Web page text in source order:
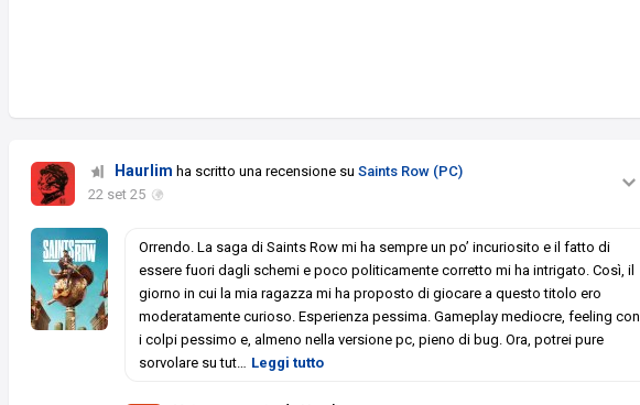
Haurlim ha scritto una recensione suSaints Row (PC)
22 set 25
Orrendo. La saga di Saints Row mi ha sempre un po’ incuriosito e il fatto di
essere fuori dagli schemi e poco politicamente corretto mi ha intrigato. Così, il
giorno in cui la mia ragazza mi ha proposto di giocare a questo titolo ero
moderatamente curioso. Esperienza pessima. Gameplay mediocre, feeling con
i colpi pessimo e, almeno nella versione pc, pieno di bug. Ora, potrei pure
sorvolare su tut… Leggi tutto